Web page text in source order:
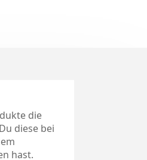
die
diese bei
hast.